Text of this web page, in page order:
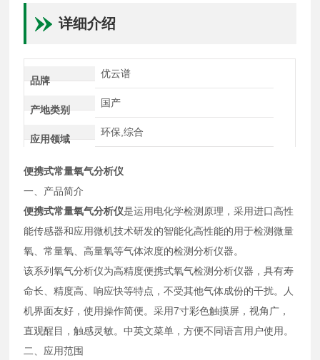
详细介绍
品牌
优云谱
产地类别
国产
应用领域
环保,综合
便携式常量氧气分析仪
一、产品简介
便携式常量氧气分析仪是运用电化学检测原理，采用进口高性
能传感器和应用微机技术研发的智能化高性能的用于检测微量
氧、常量氧、高量氧等气体浓度的检测分析仪器。
该系列氧气分析仪为高精度便携式氧气检测分析仪器，具有寿
命长、精度高、响应快等特点，不受其他气体成份的干扰。人
机界面友好，使用操作简便。采用7寸彩色触摸屏，视角广，
直观醒目，触感灵敏。中英文菜单，方便不同语言用户使用。
二、应用范围